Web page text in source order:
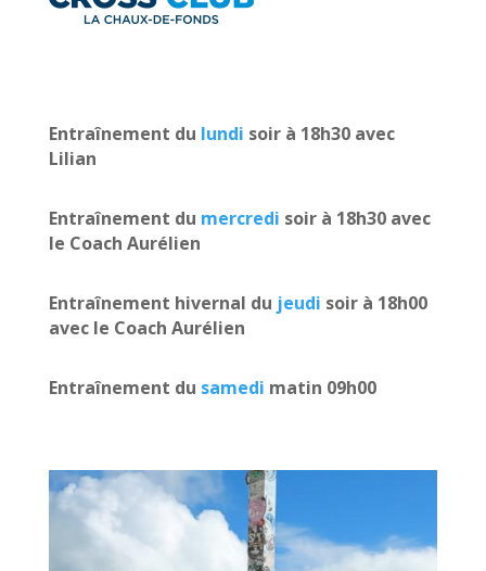
Entraînement du lundi soir à 18h30 avec
Lilian
Entraînement du mercredi soir à 18h30 avec
le Coach Aurélien
Entraînement hivernal du jeudi soir à 18h00
avec le Coach Aurélien
Entraînement du samedi matin 09h00